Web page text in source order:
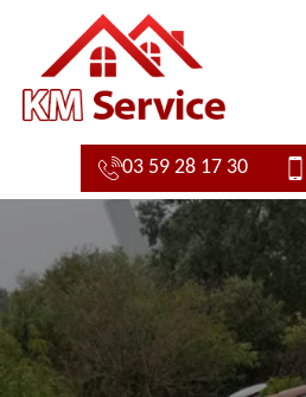
03 59 28 17 30